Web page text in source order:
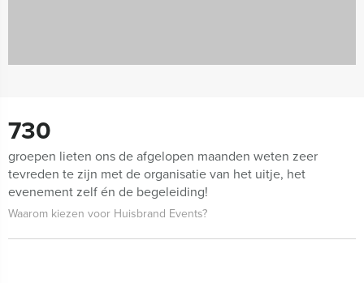
730
groepen lieten ons de afgelopen maanden weten zeer
tevreden te zijn met de organisatie van het uitje, het
evenement zelf én de begeleiding!
Waarom kiezen voor Huisbrand Events?